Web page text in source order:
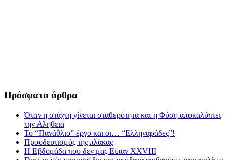
Πρόσφατα άρθρα
Όταν η στάχτη γίνεται σταθερότητα και η Φύση αποκαλύπτει
την Αλήθεια
Το “Πανάθλιο” έργο και οι… “Ελληναράδες”!
Προοδευτισμός της πλάκας
Η Εβδομάδα που δεν μας Είπαν XXVIII